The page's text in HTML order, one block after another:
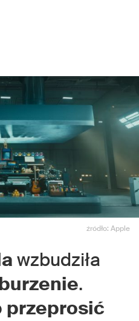
źródło: Apple
wzbudziła
.
przeprosić